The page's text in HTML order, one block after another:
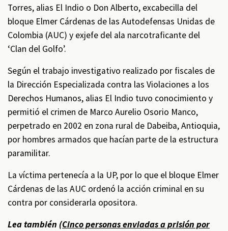
Torres, alias El Indio o Don Alberto, excabecilla del
bloque Elmer Cárdenas de las Autodefensas Unidas de
Colombia (AUC) y exjefe del ala narcotraficante del
‘Clan del Golfo’.
Según el trabajo investigativo realizado por fiscales de
la Dirección Especializada contra las Violaciones a los
Derechos Humanos, alias El Indio tuvo conocimiento y
permitió el crimen de Marco Aurelio Osorio Manco,
perpetrado en 2002 en zona rural de Dabeiba, Antioquia,
por hombres armados que hacían parte de la estructura
paramilitar.
La víctima pertenecía a la UP, por lo que el bloque Elmer
Cárdenas de las AUC ordenó la acción criminal en su
contra por considerarla opositora.
Lea también (Cinco personas enviadas a prisión por